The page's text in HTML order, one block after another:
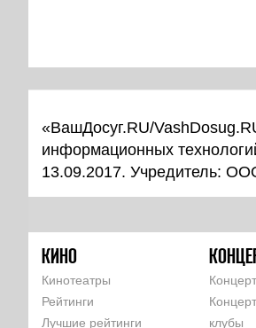
«ВашДосуг.RU/
информационных
13.09.2017. Учредитель:
КИНО
Кинотеатры
Рейтинги
Лучшие рейтинги
клубы